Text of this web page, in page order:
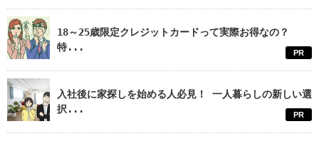
18～25歳限定クレジットカードって実際お得なの？
特...
PR
入社後に家探しを始める人必見！ 一人暮らしの新しい選
択...
PR